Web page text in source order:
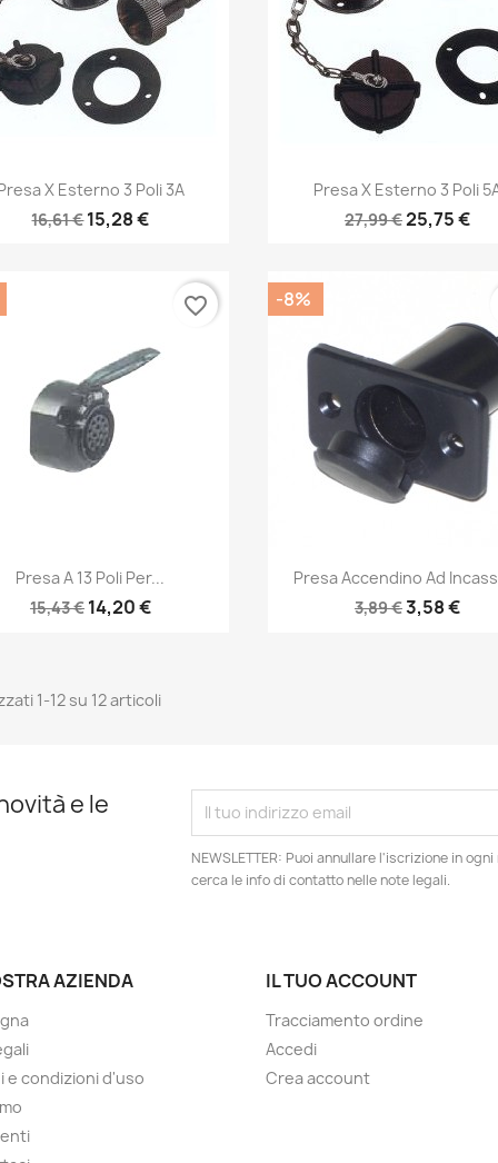
Anteprima
X Esterno 3 Poli 3A
16,61 €15,28 €
Anteprima
Presa X Esterno 3 Poli
27,99 €25,75 €
Anteprima
Presa A 13 Poli Per...
15,43 € 14,20 €
favorite_border
Anteprima
Presa Accendino Ad
3,89 €3,58 €
-8%
1-12 su 12 articoli
e le
NEWSLETTER: Puoi annullare l'iscrizione in
cerca le info di contatto nelle note legali.
AZIENDA
e condizioni d'uso
IL TUO ACCOUNT
Tracciamento ordine
Accedi
Crea account